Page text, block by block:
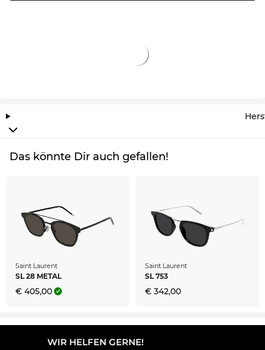
Das könnte Dir auch gefallen!
Saint Laurent
SL 28 METAL
€ 405,00
Saint Laurent
SL 753
€ 342,00
WIR HELFEN GERNE!